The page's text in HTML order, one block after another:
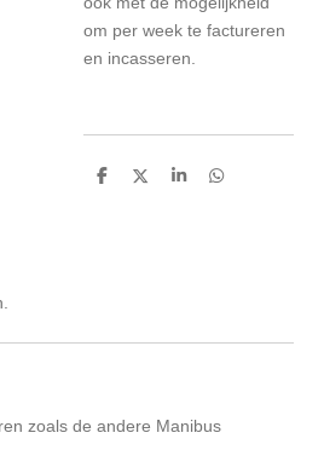
om per week te factureren
en incasseren.
D
D
S
D
zoals de andere Manibus